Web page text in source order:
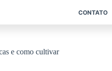
CONTATO
e como cultivar